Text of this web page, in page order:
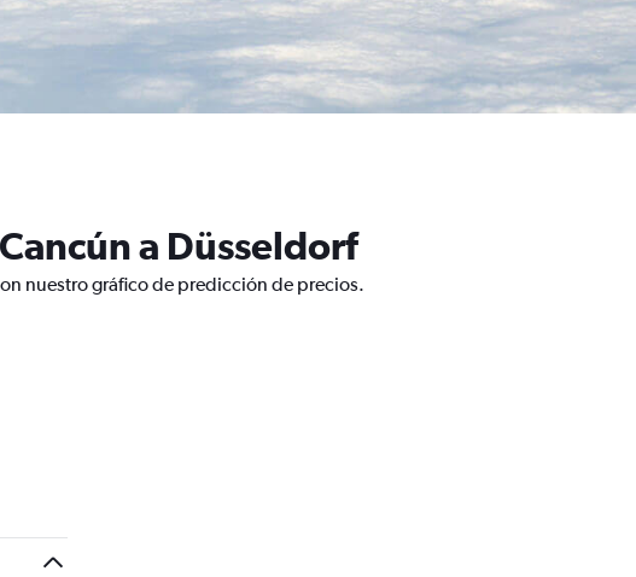
a Düsseldorf
nuestro gráfico de predicción de precios.